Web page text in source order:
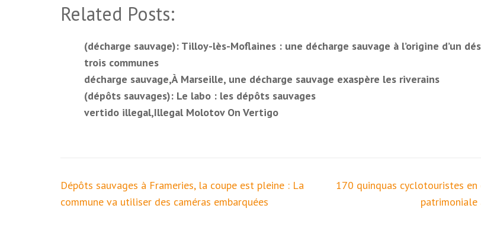
Related Posts:
(décharge sauvage): Tilloy-lès-Moflaines : une décharge sauvage à l’origine d’un
trois communes
décharge sauvage,À Marseille, une décharge sauvage exaspère les riverains
(dépôts sauvages): Le labo : les dépôts sauvages
vertido illegal,Illegal Molotov On Vertigo
Navigation
de
Dépôts sauvages à Frameries, la coupe est pleine : La
commune va utiliser des caméras embarquées
170 quinquas cyclotouristes
patrimoniale